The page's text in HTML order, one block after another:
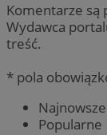
Komentarze
Wydawca
treść.
* pola
Najnowsze
Popularne